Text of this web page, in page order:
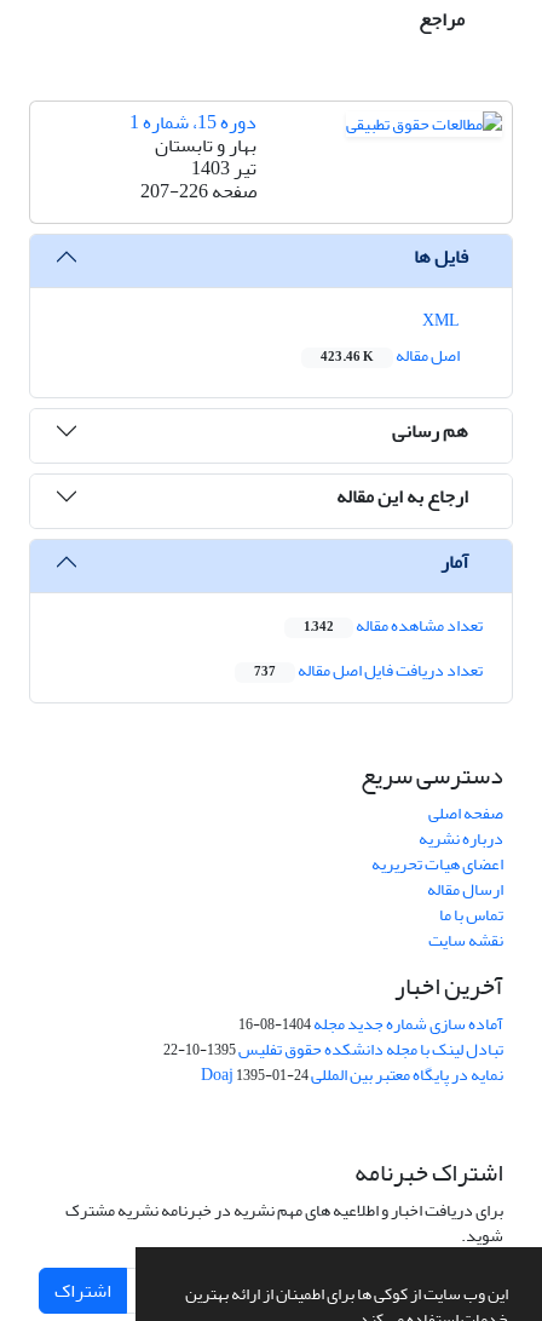
این وب سایت از کوکی ها برای اطمینان از ارائه بهترین
مراجع
دوره 15، شماره 1
بهار و تابستان
تیر 1403
صفحه207-226
فایل ها
اصل مقاله
423.46 K
هم رسانی
ارجاع به این مقاله
آمار
تعداد مشاهده مقاله 1,342
تعداد دریافت فایل اصل مقاله 737
دسترسی سریع
صفحه اصلی
درباره نشریه
اعضای هیات تحریریه
ارسال مقاله
تماس با ما
نقشه سایت
آخرین اخبار
آماده سازی شماره جدید مجله1404-08-16
تبادل لینک با مجله دانشکده حقوق تفلیس1395-10-22
نمایه در پایگاه معتبر بین المللی Doaj1395-01-24
اشتراک خبرنامه
برای دریافت اخبار و اطلاعیه های مهم نشریه در خبرنامه نشریه مشترک
شوید.
اشتراک